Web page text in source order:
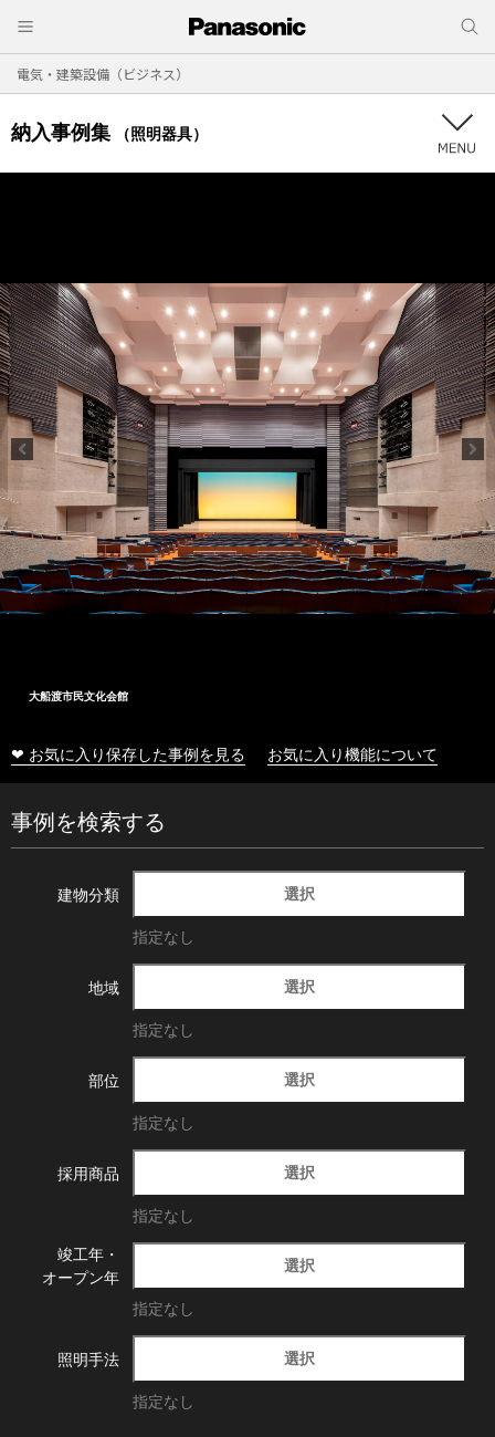
電気・建築設備（ビジネス）
納入事例集 （照明器具）
大船渡市民文化会館
❤ お気に入り保存した事例を見る お気に入り機能について
事例を検索する
建物分類 選択
指定なし
地域 選択
指定なし
部位 選択
指定なし
採用商品 選択
指定なし
竣工年・
オープン年
選択
指定なし
照明手法 選択
指定なし